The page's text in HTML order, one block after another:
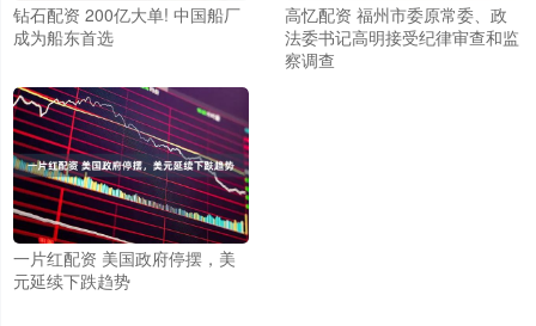
钻石配资 200亿大单! 中国船厂
成为船东首选
高忆配资 福州市委原常委、政
法委书记高明接受纪律审查和监
察调查
一片红配资 美国政府停摆，美
元延续下跌趋势